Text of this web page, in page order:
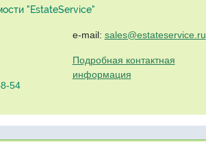
"EstateService"
54
e-mail: sales@estateservice.ru
Подробная контактная
информация